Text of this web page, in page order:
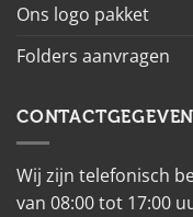
Ons logo pakket
Folders aanvragen
Wij zijn telefonisch
van 08:00 tot 17:00